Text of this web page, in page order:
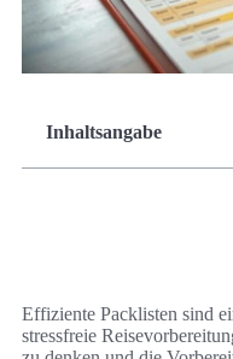
Inhaltsangabe
Effiziente Packlisten sind
stressfreie